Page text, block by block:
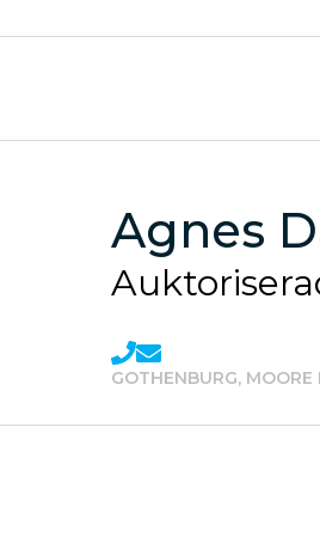
Personal
Kontor
Agnes
GOTHENBURG,